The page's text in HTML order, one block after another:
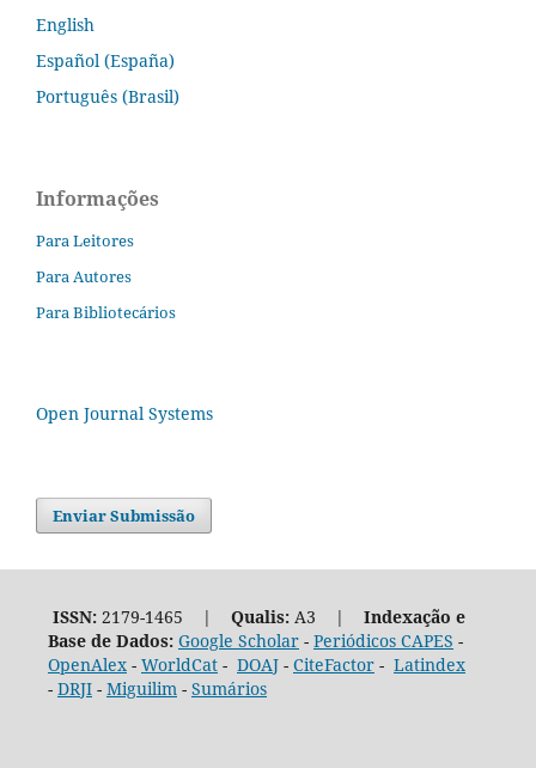
English
Español (España)
Português (Brasil)
Informações
Para Leitores
Para Autores
Para Bibliotecários
Open Journal Systems
Enviar Submissão
ISSN:2179-1465 | Qualis:A3 | Indexação e
Base de Dados: Google Scholar- Periódicos CAPES -
OpenAlex- WorldCat- DOAJ- CiteFactor- Latindex
- DRJI- Miguilim - Sumários